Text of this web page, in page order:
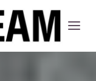
ちー
む